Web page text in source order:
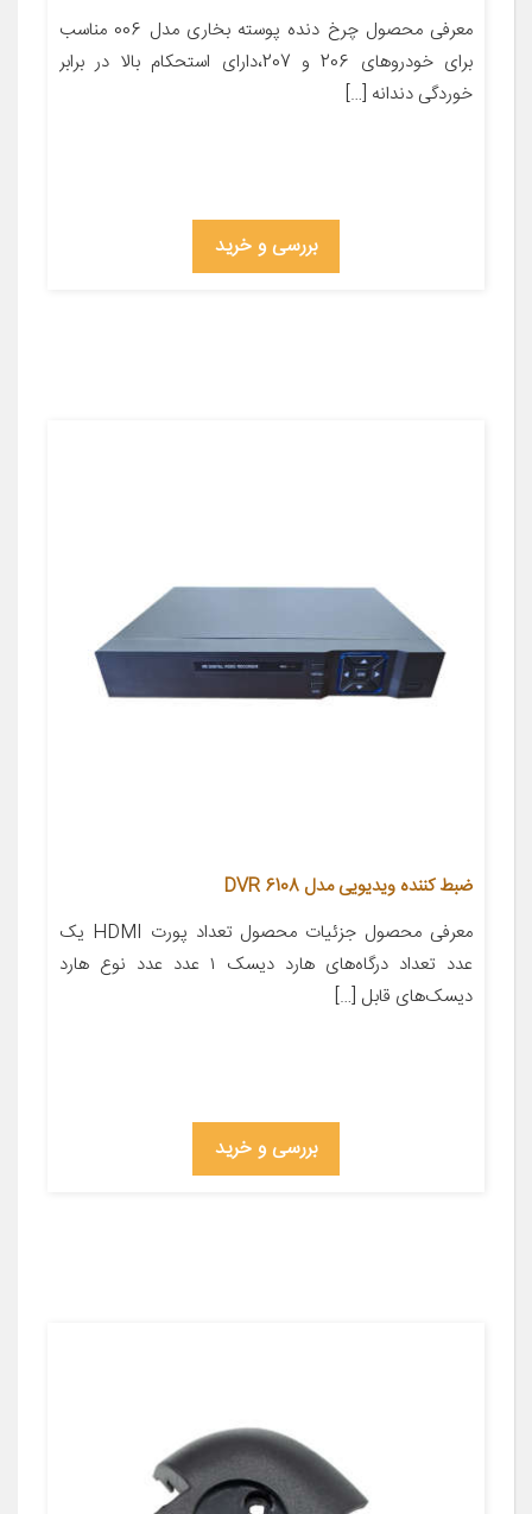
معرفی محصول چرخ دنده پوسته بخاری مدل 006 مناسب
برای خودروهای 206 و 207،دارای استحکام بالا در برابر
خوردگی دندانه‏ […]
بررسی و خرید
ضبط کننده ویدیویی مدل DVR 6108
معرفی محصول جزئیات محصول تعداد پورت HDMI یک
عدد تعداد درگاه‌های هارد دیسک ۱ عدد عدد نوع هارد
دیسک‌های قابل […]
بررسی و خرید